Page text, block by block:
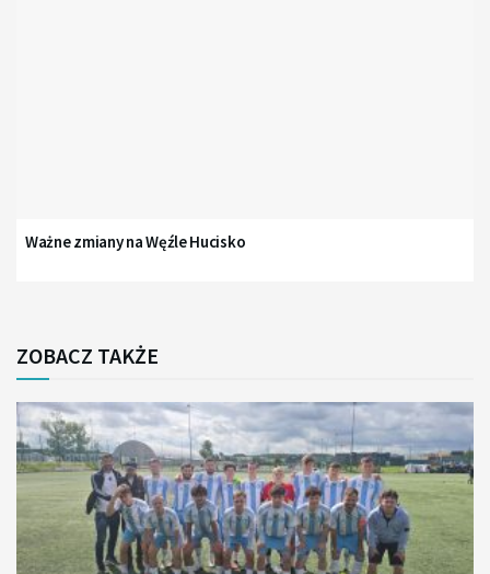
Ważne zmiany na Węźle Hucisko
ZOBACZ TAKŻE